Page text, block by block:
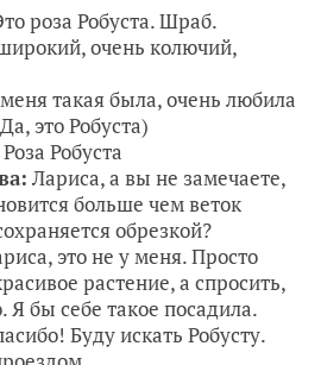
роза Робуста. Шраб.
очень колючий,
такая была, очень любила
Да, это Робуста)
Роза Робуста
Лариса, а вы не замечаете,
больше чем веток
обрезкой?
это не у меня. Просто
растение, а спросить,
Я бы себе такое посадила.
Буду искать Робусту.